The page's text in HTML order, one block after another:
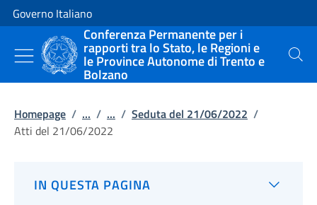
Vai al contenuto
Vai alla navigazione del sito
Governo Italiano
Conferenza Permanente per i
rapporti tra lo Stato, le Regioni e
le Province Autonome di Trento e
Bolzano
Cerca
Homepage / ... / ... / Seduta del 21/06/2022 /
Atti del 21/06/2022
IN QUESTA PAGINA